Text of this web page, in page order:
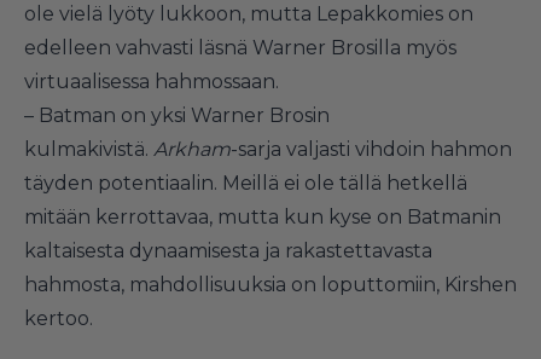
ole vielä lyöty lukkoon, mutta Lepakkomies on
edelleen vahvasti läsnä Warner Brosilla myös
virtuaalisessa hahmossaan.
– Batman on yksi Warner Brosin
kulmakivistä. Arkham-sarja valjasti vihdoin hahmon
täyden potentiaalin. Meillä ei ole tällä hetkellä
mitään kerrottavaa, mutta kun kyse on Batmanin
kaltaisesta dynaamisesta ja rakastettavasta
hahmosta, mahdollisuuksia on loputtomiin, Kirshen
kertoo.